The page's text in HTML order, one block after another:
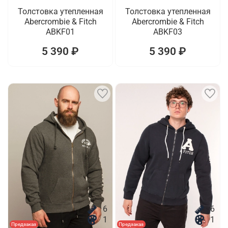
Толстовка утепленная
Abercrombie & Fitch
ABKF01
5 390 ₽
Толстовка утепленная
Abercrombie & Fitch
ABKF03
5 390 ₽
Предзаказ
6
1
Предзаказ
6
1